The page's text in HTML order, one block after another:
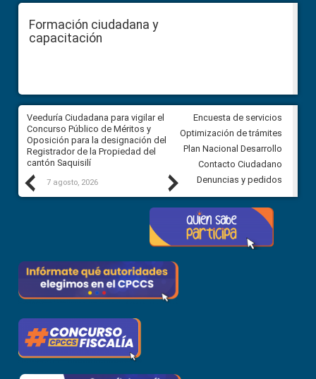
Formación ciudadana y
capacitación
Previous
Veeduría Ciudadana para vigilar el
Concurso Público de Méritos y
Oposición para la designación del
Registrador de la Propiedad del
cantón Saquisilí
7 agosto, 2026
Veeduría Ciudadana para
construcción del asfaltado de
Ballenita del cantón Santa
7 agosto, 2026
Next
Encuesta de servicios
Optimización de trámites
Plan Nacional Desarrollo
Contacto Ciudadano
Denuncias y pedidos